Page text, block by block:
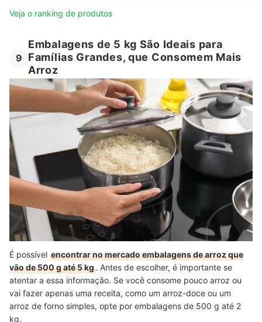
Veja o ranking de produtos
9
Embalagens de 5 kg São Ideais para
Famílias Grandes, que Consomem Mais
Arroz
É possível encontrar no mercado embalagens de arroz que
vão de 500 g até 5 kg. Antes de escolher, é importante se
atentar a essa informação. Se você consome pouco arroz ou
vai fazer apenas uma receita, como um arroz-doce ou um
arroz de forno simples, opte por embalagens de 500 g até 2
kg.